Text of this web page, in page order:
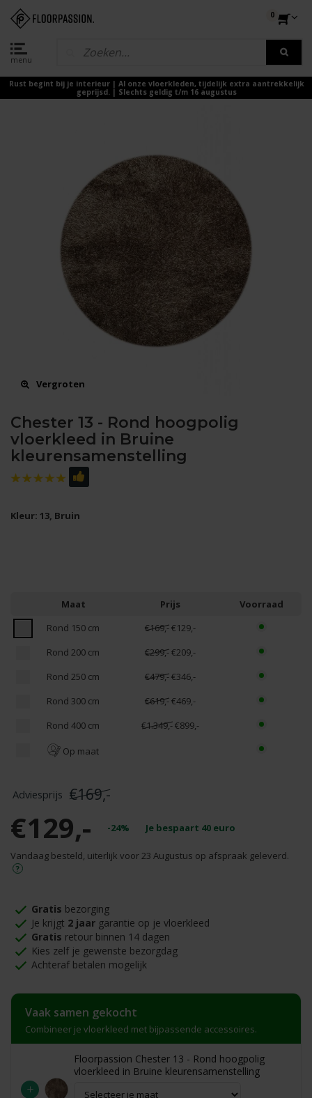
menu
0
Rust begint bij je interieur | Al onze vloerkleden, tijdelijk extra aantrekkelijk
geprijsd. | Slechts geldig t/m 16 augustus
Vergroten
Chester 13 - Rond hoogpolig
vloerkleed in Bruine
kleurensamenstelling
Kleur: 13, Bruin
Maat Prijs
Voorraad
Rond 150 cm
€169,-€129,-
Rond 200 cm
€299,-€209,-
Rond 250 cm
€479,-€346,-
Rond 300 cm
€619,-€469,-
Rond 400 cm
€1.349,-€899,-
Op maat
€169,-
€129,- -24% Je bespaart 40 euro
Vandaag besteld, uiterlijk voor 23 Augustus op afspraak geleverd.
Gratis bezorging
Je krijgt 2 jaar garantie op je vloerkleed
Gratis retour binnen 14 dagen
Kies zelf je gewenste bezorgdag
Achteraf betalen mogelijk
Vaak samen gekocht
Combineer je vloerkleed met bijpassende accessoires.
+
Floorpassion Chester 13 - Rond hoogpolig
vloerkleed in Bruine kleurensamenstelling